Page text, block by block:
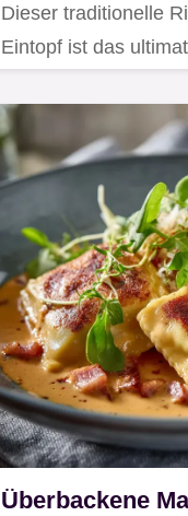
Dieser traditionelle
Eintopf ist das
Überbackene